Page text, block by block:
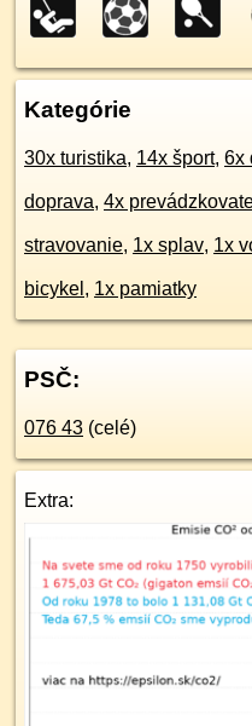
Kategórie
30x turistika, 14x šport, 6x
doprava, 4x
stravovanie, 1x splav, 1x
bicykel , 1x pamiatky
PSČ:
076 43 (celé)
Extra: